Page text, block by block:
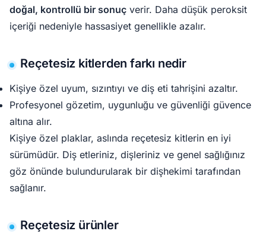
doğal, kontrollü bir sonuç verir. Daha düşük peroksit
içeriği nedeniyle hassasiyet genellikle azalır.
Reçetesiz kitlerden farkı nedir
Kişiye özel uyum, sızıntıyı ve diş eti tahrişini azaltır.
Profesyonel gözetim, uygunluğu ve güvenliği güvence
altına alır.
Kişiye özel plaklar, aslında reçetesiz kitlerin en iyi
sürümüdür. Diş etleriniz, dişleriniz ve genel sağlığınız
göz önünde bulundurularak bir dişhekimi tarafından
sağlanır.
Reçetesiz ürünler